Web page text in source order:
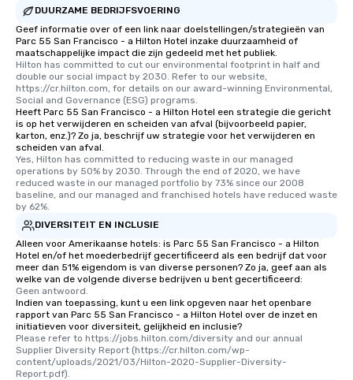
DUURZAME BEDRIJFSVOERING
Geef informatie over of een link naar doelstellingen/strategieën van
Parc 55 San Francisco - a Hilton Hotel inzake duurzaamheid of
maatschappelijke impact die zijn gedeeld met het publiek.
Hilton has committed to cut our environmental footprint in half and
double our social impact by 2030. Refer to our website,
https://cr.hilton.com, for details on our award-winning Environmental,
Social and Governance (ESG) programs.
Heeft Parc 55 San Francisco - a Hilton Hotel een strategie die gericht
is op het verwijderen en scheiden van afval (bijvoorbeeld papier,
karton, enz.)? Zo ja, beschrijf uw strategie voor het verwijderen en
scheiden van afval.
Yes, Hilton has committed to reducing waste in our managed
operations by 50% by 2030. Through the end of 2020, we have
reduced waste in our managed portfolio by 73% since our 2008
baseline, and our managed and franchised hotels have reduced waste
by 62%.
DIVERSITEIT EN INCLUSIE
Alleen voor Amerikaanse hotels: is Parc 55 San Francisco - a Hilton
Hotel en/of het moederbedrijf gecertificeerd als een bedrijf dat voor
meer dan 51% eigendom is van diverse personen? Zo ja, geef aan als
welke van de volgende diverse bedrijven u bent gecertificeerd:
Geen antwoord.
Indien van toepassing, kunt u een link opgeven naar het openbare
rapport van Parc 55 San Francisco - a Hilton Hotel over de inzet en
initiatieven voor diversiteit, gelijkheid en inclusie?
Please refer to https://jobs.hilton.com/diversity and our annual
Supplier Diversity Report (https://cr.hilton.com/wp-
content/uploads/2021/03/Hilton-2020-Supplier-Diversity-
Report.pdf).